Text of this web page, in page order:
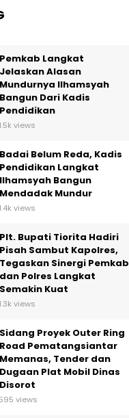
Pemkab Langkat
Jelaskan Alasan
Mundurnya Ilhamsyah
Bangun Dari Kadis
Pendidikan
1.5k views
Badai Belum Reda, Kadis
Pendidikan Langkat
Ilhamsyah Bangun
Mendadak Mundur
1.4k views
Plt. Bupati Tiorita Hadiri
Pisah Sambut Kapolres,
Tegaskan Sinergi Pemkab
dan Polres Langkat
Semakin Kuat
1.3k views
Sidang Proyek Outer Ring
Road Pematangsiantar
Memanas, Tender dan
Dugaan Plat Mobil Dinas
Disorot
595 views